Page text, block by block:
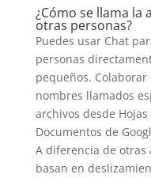
¿Cómo se llama la
otras personas?
Puedes usar Chat
personas
pequeños.
nombres llamados
archivos desde
Documentos de
A diferencia de otras
basan en